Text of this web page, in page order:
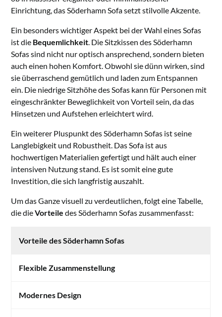
Einrichtung, das Söderhamn Sofa setzt stilvolle Akzente.
Ein besonders wichtiger Aspekt bei der Wahl eines Sofas
ist die Bequemlichkeit. Die Sitzkissen des Söderhamn
Sofas sind nicht nur optisch ansprechend, sondern bieten
auch einen hohen Komfort. Obwohl sie dünn wirken, sind
sie überraschend gemütlich und laden zum Entspannen
ein. Die niedrige Sitzhöhe des Sofas kann für Personen mit
eingeschränkter Beweglichkeit von Vorteil sein, da das
Hinsetzen und Aufstehen erleichtert wird.
Ein weiterer Pluspunkt des Söderhamn Sofas ist seine
Langlebigkeit und Robustheit. Das Sofa ist aus
hochwertigen Materialien gefertigt und hält auch einer
intensiven Nutzung stand. Es ist somit eine gute
Investition, die sich langfristig auszahlt.
Um das Ganze visuell zu verdeutlichen, folgt eine Tabelle,
die dieVorteile des Söderhamn Sofas zusammenfasst:
Vorteile des Söderhamn Sofas
Flexible Zusammenstellung
Modernes Design